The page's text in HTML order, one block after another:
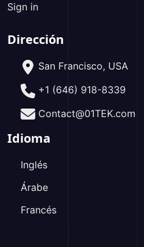
Sign in
Dirección
San Francisco, USA
+1 (646) 918-8339
Contact@01TEK.com
Idioma
Inglés
Árabe
Francés